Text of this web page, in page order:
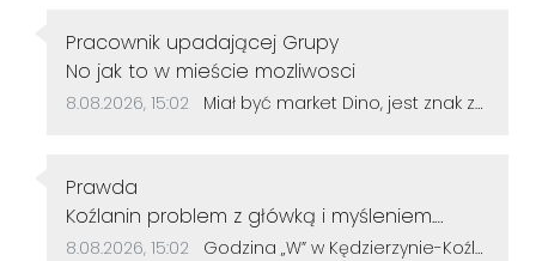
Autor komentarza:
Pracownik upadającej Grupy
Treść komentarza:
No jak to w mieście mozliwosci
Data dodania komentarza:
8.08.2026, 15:02 Źródło komentarza:
Miał być market Dino, jest znak zapytania. Przetarg na działkę przy szkole zakończył się bez ofert
Autor komentarza:
Prawda
Treść komentarza:
Koźlanin problem z główką i myśleniem.
Psychiatra pomoże.
Data dodania komentarza:
8.08.2026, 15:02 Źródło komentarza:
Godzina „W” w Kędzierzynie-Koźlu. Mieszkańcy uczcili pamięć powstańców warszawskich